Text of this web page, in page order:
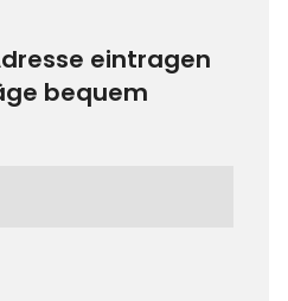
eintragen
bequem